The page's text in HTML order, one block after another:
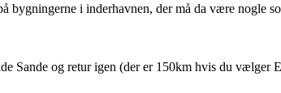
i inderhavnen, der må da være nogle
Sande og retur igen (der er 150km hvis du